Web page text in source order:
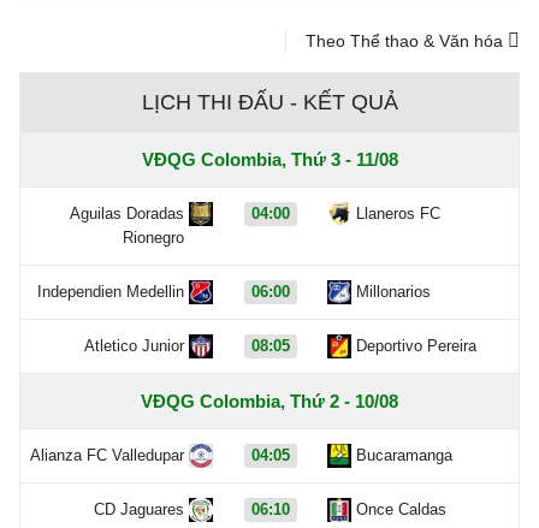
Theo Thể thao & Văn hóa
LỊCH THI ĐẤU - KẾT QUẢ
VĐQG Colombia, Thứ 3 - 11/08
Aguilas Doradas
Rionegro
04:00 Llaneros FC
Independien Medellin 06:00 Millonarios
Atletico Junior 08:05 Deportivo Pereira
VĐQG Colombia, Thứ 2 - 10/08
Alianza FC Valledupar 04:05 Bucaramanga
CD Jaguares 06:10 Once Caldas